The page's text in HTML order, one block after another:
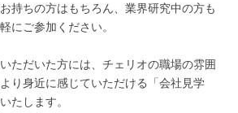
持ちの方はもちろん、業界研究中の方も
にご参加ください。
ただいた方には、チェリオの職場の雰囲
り身近に感じていただける「会社見学
たします。